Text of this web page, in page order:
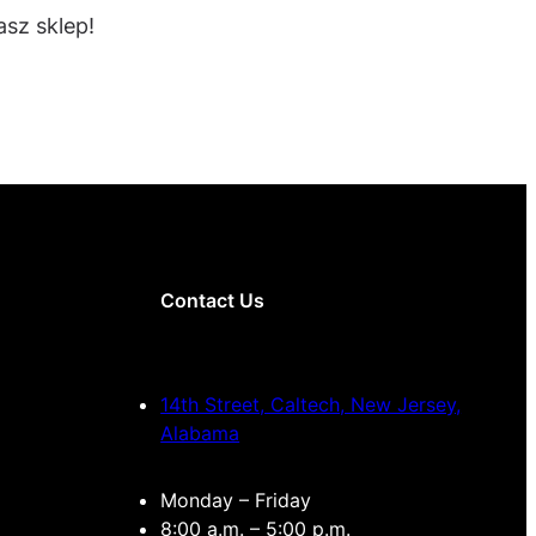
sklep!
Contact Us
14th Street, Caltech, New Jersey,
Alabama
Monday – Friday
8:00 a.m. – 5:00 p.m.